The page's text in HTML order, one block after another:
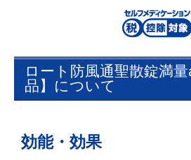
キャンペーンから探す
ロート防風通聖散錠満
品】について
効能・効果